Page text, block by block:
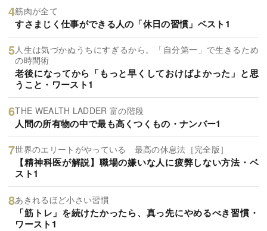
筋肉が全て
すさまじく仕事ができる人の「休日の習慣」ベスト1
人生は気づかぬうちにすぎるから。「自分第一」で生きるため
の時間術
老後になってから「もっと早くしておけばよかった」と思
うこと・ワースト1
THE WEALTH LADDER 富の階段
人間の所有物の中で最も高くつくもの・ナンバー1
世界のエリートがやっている 最高の休息法［完全版］
【精神科医が解説】職場の嫌いな人に疲弊しない方法・ベ
スト1
あきれるほど小さい習慣
「筋トレ」を続けたかったら、真っ先にやめるべき習慣・
ワースト1